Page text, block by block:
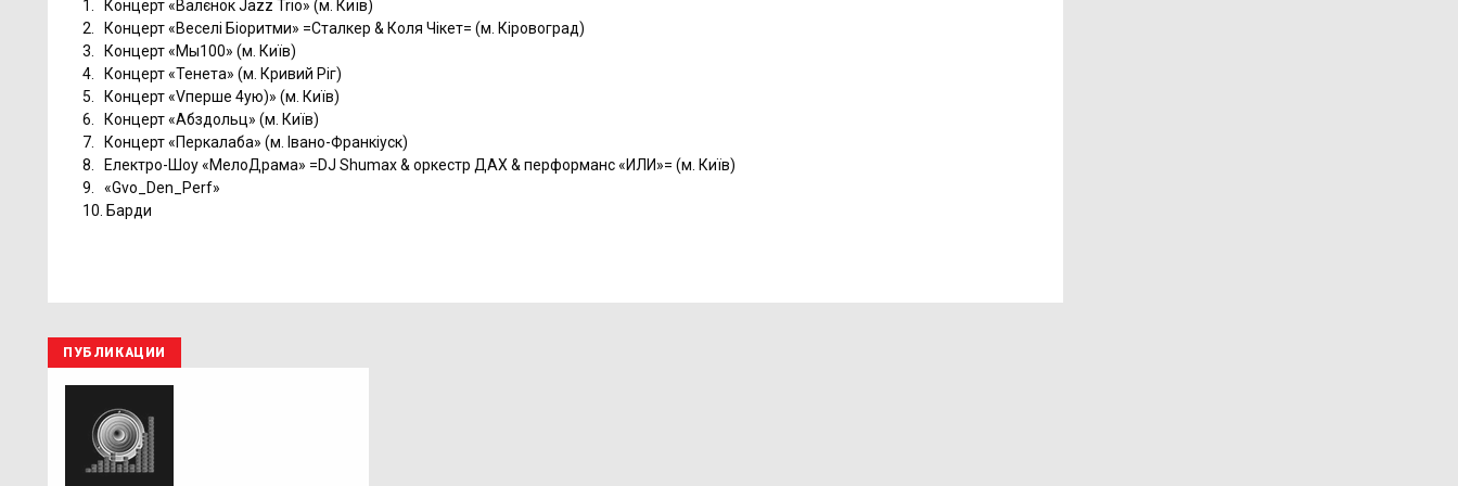
1. Концерт «Валєнок Jazz Trio» (м. Київ)
2. Концерт «Веселі Біоритми» =Сталкер & Коля Чікет= (м. Кіровоград)
3. Концерт «Мы100» (м. Київ)
4. Концерт «Тенета» (м. Кривий Ріг)
5. Концерт «Vперше 4ую)» (м. Київ)
6. Концерт «Абздольц» (м. Київ)
7. Концерт «Перкалаба» (м. Івано-Франкіуск)
8. Електро-Шоу «МелоДрама» =DJ Shumax & оркестр ДАХ & перформанс «ИЛИ»= (м. Київ)
9. «Gvo_Den_Perf»
10. Барди
ПУБЛИКАЦИИ